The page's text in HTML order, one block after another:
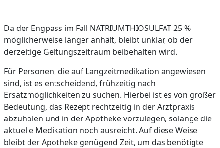
Da der Engpass im Fall NATRIUMTHIOSULFAT 25 %
möglicherweise länger anhält, bleibt unklar, ob der
derzeitige Geltungszeitraum beibehalten wird.
Für Personen, die auf Langzeitmedikation angewiesen
sind, ist es entscheidend, frühzeitig nach
Ersatzmöglichkeiten zu suchen. Hierbei ist es von großer
Bedeutung, das Rezept rechtzeitig in der Arztpraxis
abzuholen und in der Apotheke vorzulegen, solange die
aktuelle Medikation noch ausreicht. Auf diese Weise
bleibt der Apotheke genügend Zeit, um das benötigte